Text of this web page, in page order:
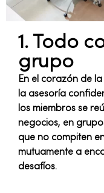
1. Todo
grupo
En el corazón de
la asesoría
los miembros se
negocios, en
que no compiten
mutuamente a
desafíos.